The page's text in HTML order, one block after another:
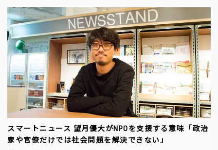
スマートニュース 望月優大がNPOを支援する意味「政治
家や官僚だけでは社会問題を解決できない」